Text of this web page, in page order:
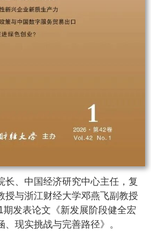
长、中国经济研究中心主任，复
授与浙江财经大学邓燕飞副教授
发表论文《新发展阶段健全宏
现实挑战与完善路径》。